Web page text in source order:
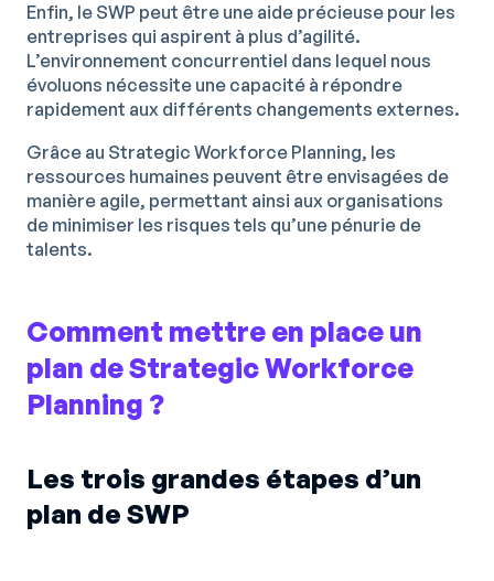
Enfin, le SWP peut être une aide précieuse pour les
entreprises qui aspirent à plus d’agilité.
L’environnement concurrentiel dans lequel nous
évoluons nécessite une capacité à répondre
rapidement aux différents changements externes.
Grâce au Strategic Workforce Planning, les
ressources humaines peuvent être envisagées de
manière agile, permettant ainsi aux organisations
de minimiser les risques tels qu’une pénurie de
talents.
Comment mettre en place un
plan de Strategic Workforce
Planning ?
Les trois grandes étapes d’un
plan de SWP